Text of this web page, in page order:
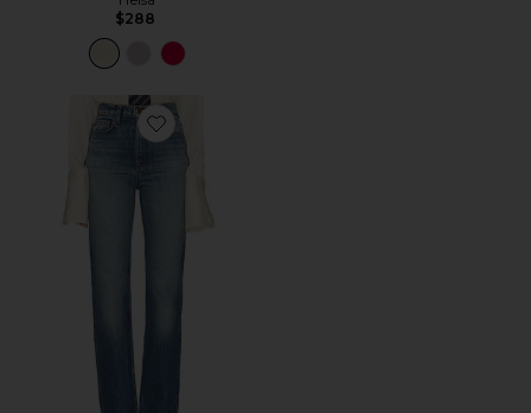
$288
Favorite THE 1950S JEAN デニム